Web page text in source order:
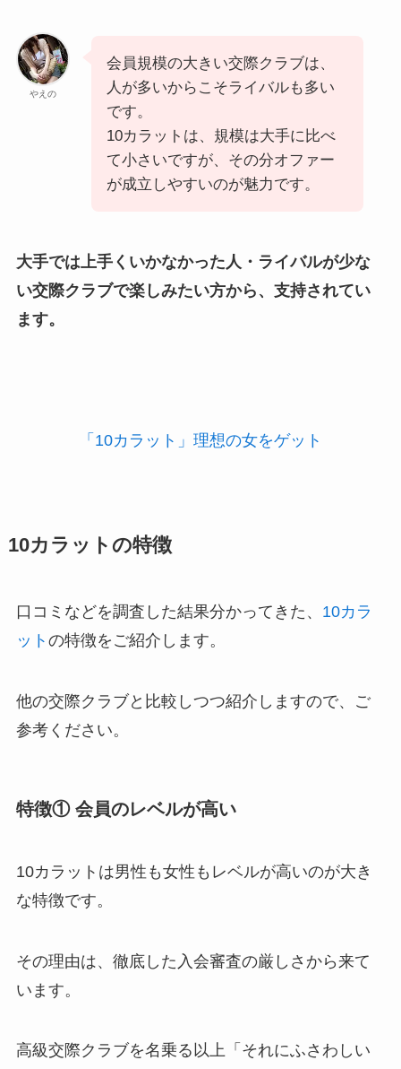
やえの
会員規模の大きい交際クラブは、
人が多いからこそライバルも多い
です。
10カラットは、規模は大手に比べ
て小さいですが、その分オファー
が成立しやすいのが魅力です。
大手では上手くいかなかった人・ライバルが少な
い交際クラブで楽しみたい方から、支持されてい
ます。
「10カラット」理想の女をゲット
10カラットの特徴
口コミなどを調査した結果分かってきた、 10カラ
ット の特徴をご紹介します。
他の交際クラブと比較しつつ紹介しますので、ご
参考ください。
特徴① 会員のレベルが高い
10カラットは男性も女性もレベルが高いのが大き
な特徴です。
その理由は、徹底した入会審査の厳しさから来て
います。
高級交際クラブを名乗る以上「それにふさわしい